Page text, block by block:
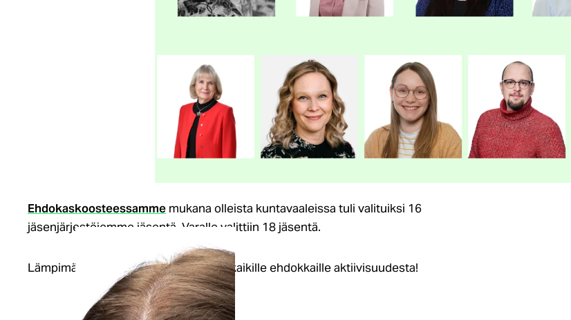
Ehdokaskoosteessamme mukana olleista kuntavaaleissa tuli valituiksi 16
jäsenjärjestöjemme jäsentä. Varalle valittiin 18 jäsentä.
Lämpimät onnittelut valituille ja kiitos kaikille ehdokkaille aktiivisuudesta!